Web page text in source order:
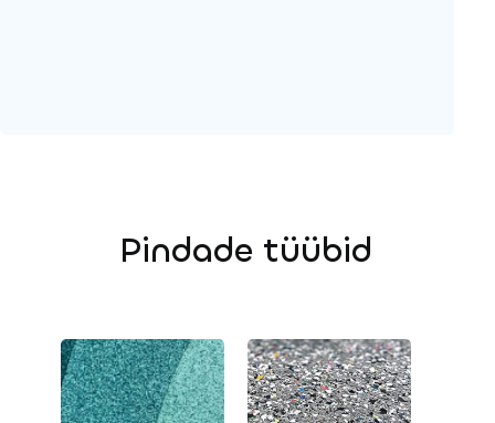
Pindade tüübid